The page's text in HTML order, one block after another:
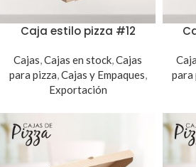
Caja estilo pizza #12
Cajas,Cajas en stock,Cajas
para pizza,Cajas y Empaques,
Exportación
para